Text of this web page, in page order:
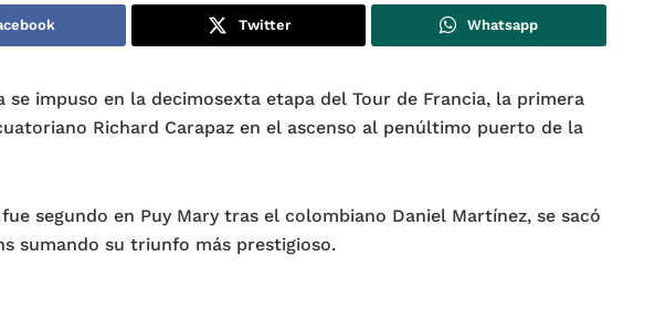
Twitter Whatsapp
se impuso en la decimosexta etapa del Tour de Francia, la primera
Richard Carapaz en el ascenso al penúltimo puerto de la
segundo en Puy Mary tras el colombiano Daniel Martínez, se sacó
sumando su triunfo más prestigioso.